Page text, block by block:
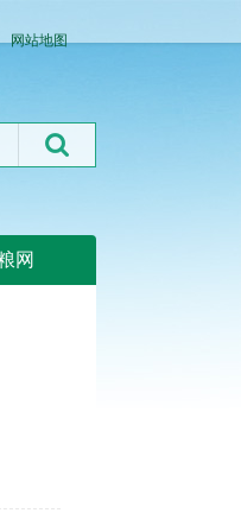
网站地图
网